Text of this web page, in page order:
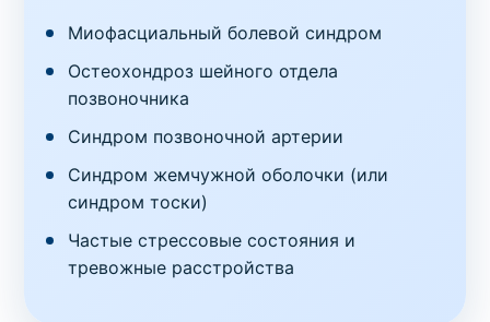
Миофасциальный болевой синдром
Остеохондроз шейного отдела
позвоночника
Синдром позвоночной артерии
Синдром жемчужной оболочки (или
синдром тоски)
Частые стрессовые состояния и
тревожные расстройства